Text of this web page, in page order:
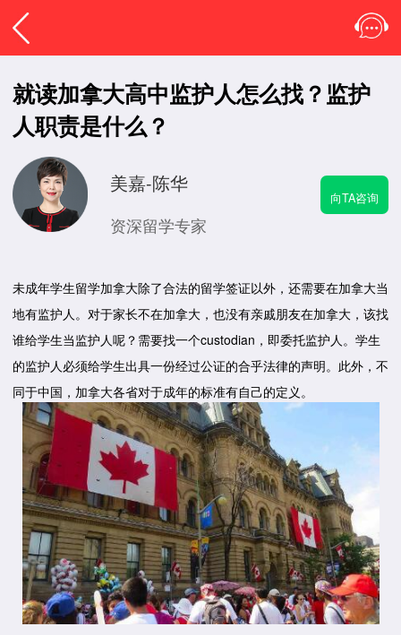
就读加拿大高中监护人怎么找？监护
人职责是什么？
美嘉-陈华
资深留学专家
向TA咨询
未成年学生留学加拿大除了合法的留学签证以外，还需要在加拿大当
地有监护人。对于家长不在加拿大，也没有亲戚朋友在加拿大，该找
谁给学生当监护人呢？需要找一个custodian，即委托监护人。学生
的监护人必须给学生出具一份经过公证的合乎法律的声明。此外，不
同于中国，加拿大各省对于成年的标准有自己的定义。